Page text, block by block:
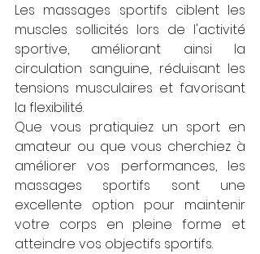
Les massages sportifs ciblent les
muscles sollicités lors de l'activité
sportive, améliorant ainsi la
circulation sanguine, réduisant les
tensions musculaires et favorisant
la flexibilité.
Que vous pratiquiez un sport en
amateur ou que vous cherchiez à
améliorer vos performances, les
massages sportifs sont une
excellente option pour maintenir
votre corps en pleine forme et
atteindre vos objectifs sportifs.